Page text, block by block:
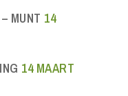
MUNT 14
14 MAART